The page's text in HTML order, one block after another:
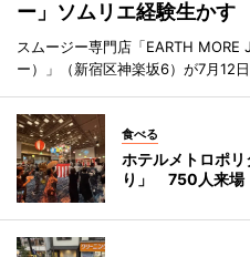
ー」ソムリエ経験生かす
スムージー専門店「EARTH MORE
ー）」（新宿区神楽坂6）が7月12
食べる
ホテルメトロポ
り」 750人来場